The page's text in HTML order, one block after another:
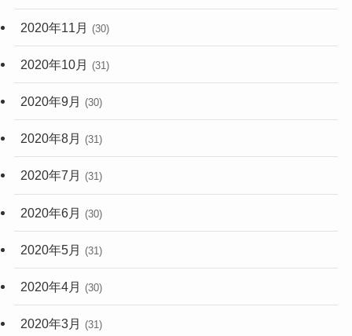
2020年11月 (30)
2020年10月 (31)
2020年9月 (30)
2020年8月 (31)
2020年7月 (31)
2020年6月 (30)
2020年5月 (31)
2020年4月 (30)
2020年3月 (31)